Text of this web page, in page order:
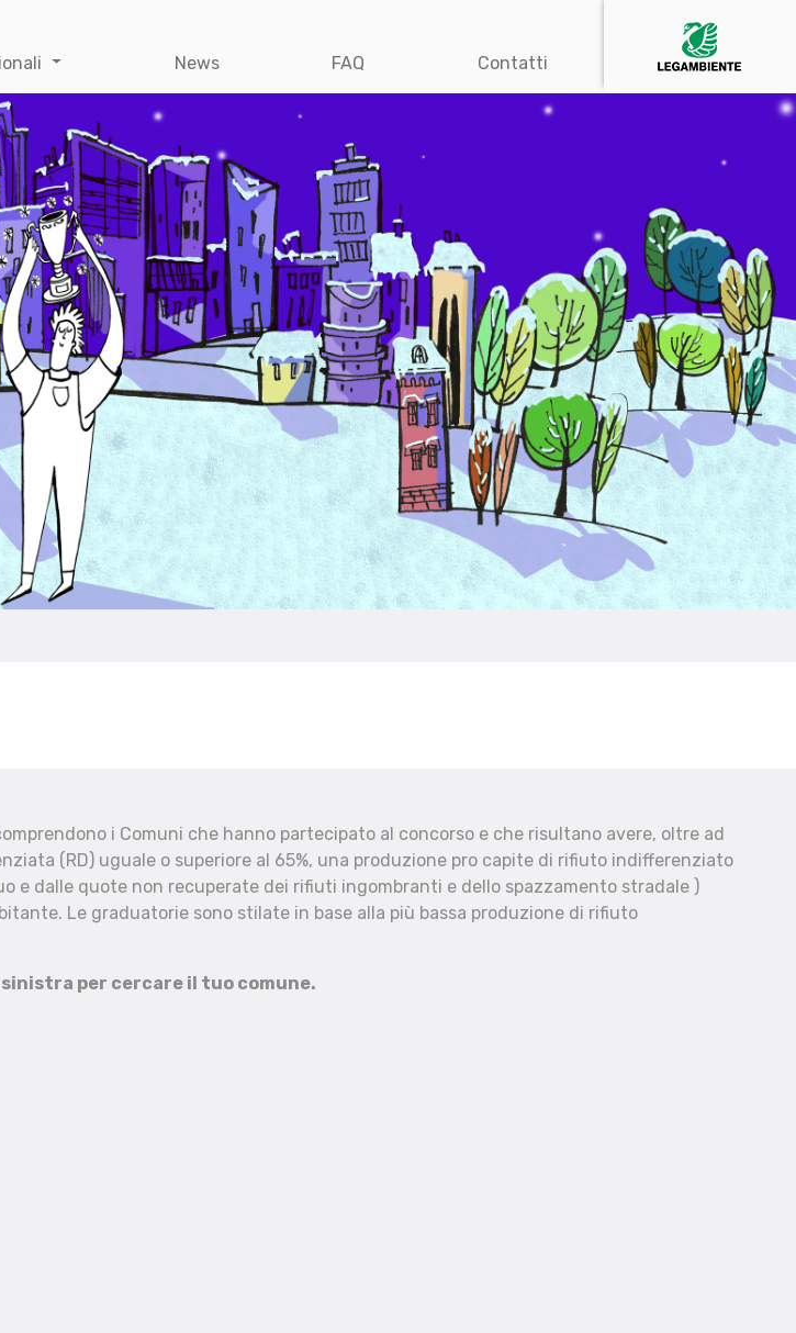
News FAQ Contatti
i Comuni che hanno partecipato al concorso e che risultano avere, oltre ad
(RD) uguale o superiore al 65%, una produzione pro capite di rifiuto indifferenziato
e dalle quote non recuperate dei rifiuti ingombranti e dello spazzamento stradale )
Le graduatorie sono stilate in base alla più bassa produzione di rifiuto
per cercare il tuo comune.